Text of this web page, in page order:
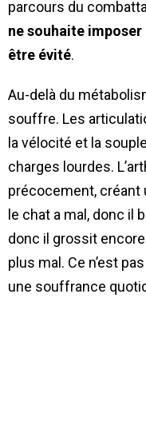
parcours du
ne souhaite
être évité.
Au-delà du
souffre. Les
la vélocité et la
charges lourdes.
précocement, créant
le chat a mal, donc il
donc il grossit
plus mal. Ce n’est
une souffrance